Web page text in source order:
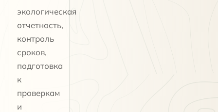
экологическая
отчетность,
контроль
сроков,
подготовка
к
проверкам
и